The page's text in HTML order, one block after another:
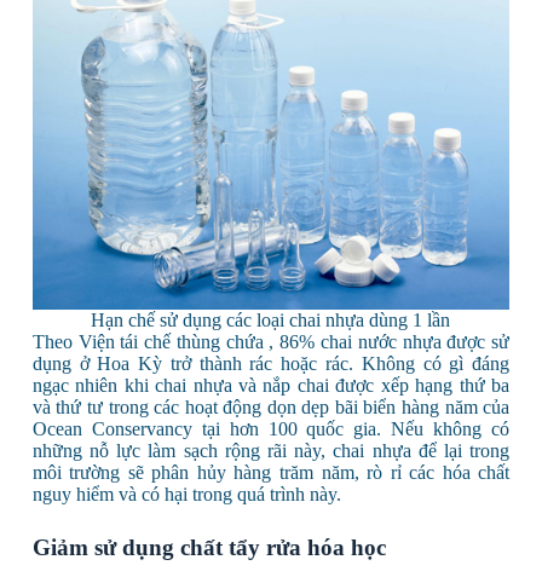
Hạn chế sử dụng các loại chai nhựa dùng 1 lần
Theo Viện tái chế thùng chứa , 86% chai nước nhựa được sử
dụng ở Hoa Kỳ trở thành rác hoặc rác. Không có gì đáng
ngạc nhiên khi chai nhựa và nắp chai được xếp hạng thứ ba
và thứ tư trong các hoạt động dọn dẹp bãi biển hàng năm của
Ocean Conservancy tại hơn 100 quốc gia. Nếu không có
những nỗ lực làm sạch rộng rãi này, chai nhựa để lại trong
môi trường sẽ phân hủy hàng trăm năm, rò rỉ các hóa chất
nguy hiểm và có hại trong quá trình này.
Giảm sử dụng chất tẩy rửa hóa học